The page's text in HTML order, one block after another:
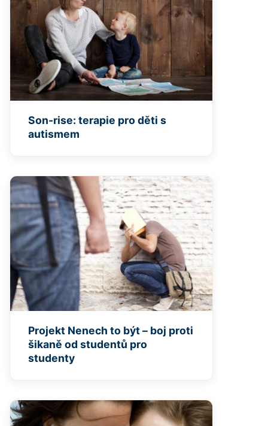
Son-rise: terapie pro děti s
autismem
Projekt Nenech to být – boj proti
šikaně od studentů pro
studenty